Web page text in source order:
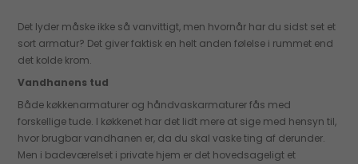
Det lyder måske ikke så vanvittigt, men hvornår har du sidst set et
sort armatur? Det giver faktisk en helt anden følelse i rummet end
det kolde krom.
Vandhanens tud
Både køkkenarmaturer og håndvaskarmaturer fås med
forskellige tude. I køkkenet har det lidt mere at sige med hensyn til,
hvor brugbar vandhanen er, da du skal vaske ting af derunder.
Men i badeværelset i private hjem er det hovedsageligt et